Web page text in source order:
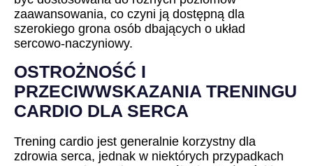
zaawansowania, co czyni ją dostępną dla
szerokiego grona osób dbających o układ
sercowo-naczyniowy.
OSTROŻNOŚĆ I
PRZECIWWSKAZANIA TRENINGU
CARDIO DLA SERCA
Trening cardio jest generalnie korzystny dla
zdrowia serca, jednak w niektórych przypadkach